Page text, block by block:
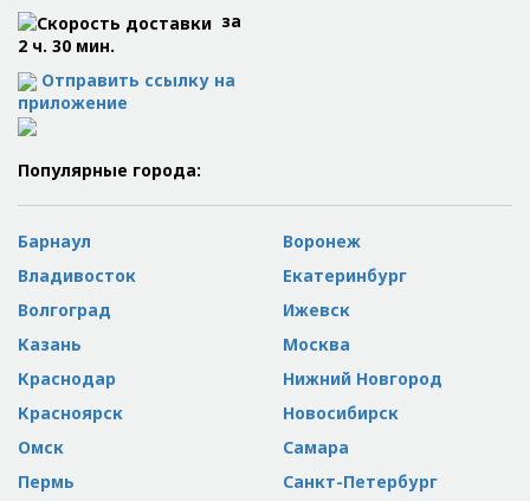
за
2 ч. 30 мин.
Отправить ссылку на
приложение
Популярные города:
Барнаул
Владивосток
Волгоград
Воронеж
Екатеринбург
Ижевск
Казань
Краснодар
Красноярск
Москва
Нижний Новгород
Новосибирск
Омск
Пермь
Самара
Санкт-Петербург